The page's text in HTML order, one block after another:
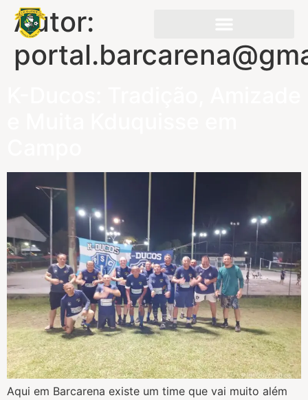
Autor:
Aqui em Barcarena existe um time que vai muito além